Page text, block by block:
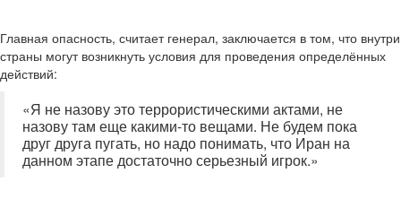
Главная опасность, считает генерал, заключается в том, что внутри
страны могут возникнуть условия для проведения определённых
действий:
«Я не назову это террористическими актами, не
назову там еще какими-то вещами. Не будем пока
друг друга пугать, но надо понимать, что Иран на
данном этапе достаточно серьезный игрок.»